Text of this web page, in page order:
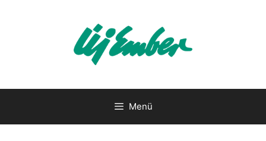
Menü